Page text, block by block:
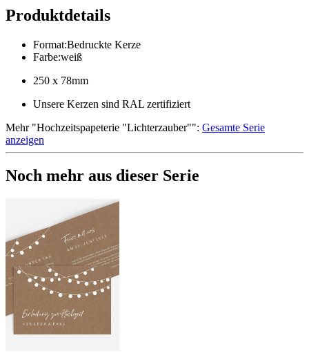
Produktdetails
Format:Bedruckte Kerze
Farbe:weiß
250 x 78mm
Unsere Kerzen sind RAL zertifiziert
Mehr"Hochzeitspapeterie "Lichterzauber"": Gesamte Serie
anzeigen
Noch mehr aus dieser Serie